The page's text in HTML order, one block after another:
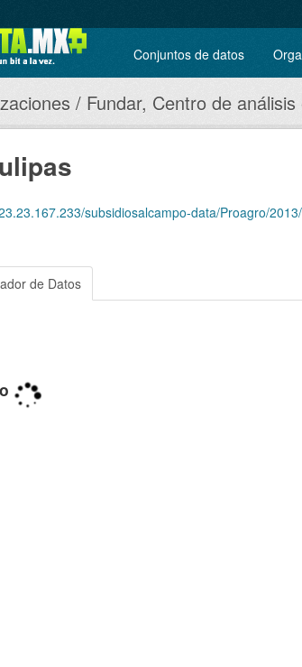
Conjuntos de datos
Fundar, Centro de análisis
subsidiosalcampo-data/Proagro/
de Datos